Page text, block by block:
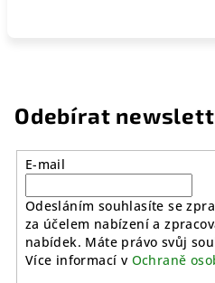
Odebírat
E-mail
Odesláním souhlasíte se
za účelem nabízení a
nabídek. Máte právo svůj
Více informací v Ochraně